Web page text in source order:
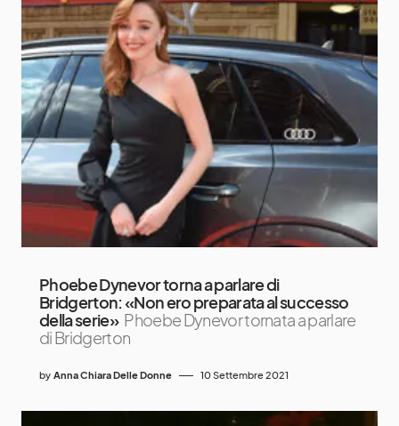
Phoebe Dynevor torna a parlare di
Bridgerton: «Non ero preparata al successo
della serie» Phoebe Dynevor tornata a parlare
di Bridgerton
by Anna Chiara Delle Donne 10 Settembre 2021